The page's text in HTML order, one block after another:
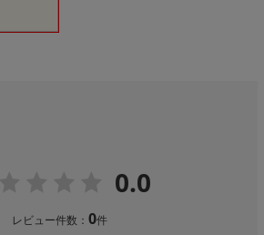
0.0
レビュー件数：0件